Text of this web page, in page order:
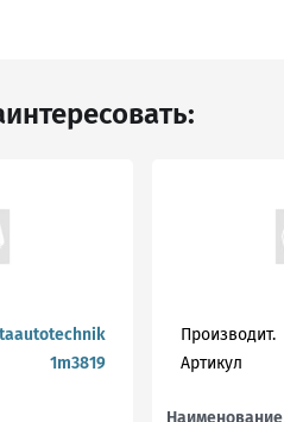
1m3819
Производит.
Артикул
Наименование